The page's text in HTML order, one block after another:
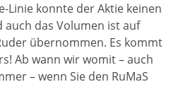
Linie konnte der Aktie keinen
das Volumen ist auf
übernommen. Es kommt
Ab wann wir womit – auch
– wenn Sie den RuMaS